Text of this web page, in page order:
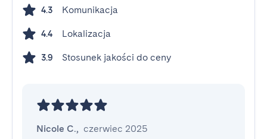
4.3 Komunikacja
4.4 Lokalizacja
3.9 Stosunek jakości do ceny
Nicole C., czerwiec 2025